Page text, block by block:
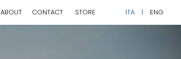
ABOUT CONTACT STORE ITA ENG